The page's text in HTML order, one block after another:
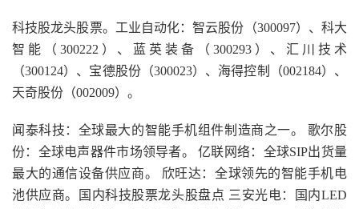
科技股龙头股票。工业自动化：智云股份（300097）、科大
智能（300222）、蓝英装备（300293）、汇川技术
（300124）、宝德股份（300023）、海得控制（002184）、
天奇股份（002009）。
闻泰科技：全球最大的智能手机组件制造商之一。 歌尔股
份：全球电声器件市场领导者。 亿联网络：全球SIP出货量
最大的通信设备供应商。 欣旺达：全球领先的智能手机电
池供应商。国内科技股票龙头股盘点 三安光电：国内LED